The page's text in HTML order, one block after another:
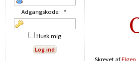
Skrevet afElgen
Adgangskode: *
Husk mig